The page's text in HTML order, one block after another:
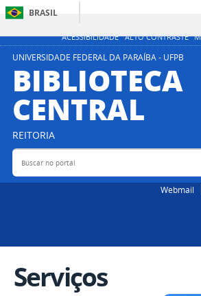
ACESSIBILIDADE ALTO CONTRASTE
BRASIL
UNIVERSIDADE FEDERAL DA PARAÍBA - UFPB
BIBLIOTECA
CENTRAL
REITORIA
Buscar no portal
Webmail
Serviços